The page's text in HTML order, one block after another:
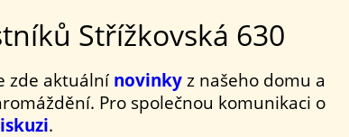
Střížkovská 630
zde aktuální novinky z našeho domu a
Pro společnou komunikaci o
.